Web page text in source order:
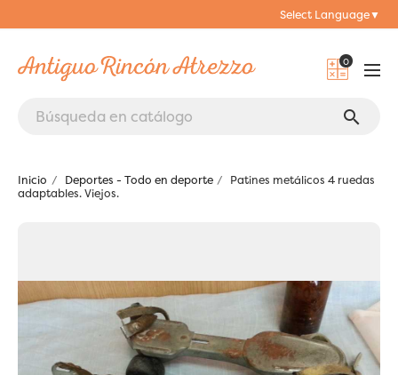
Select Language▼
0
search
Inicio Deportes - Todo en deporte
Patines metálicos 4 ruedas
adaptables. Viejos.